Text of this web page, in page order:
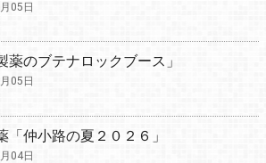
05日
薬のブテナロックブース」
05日
「仲小路の夏２０２６」
04日